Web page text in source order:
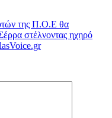
της Π.Ο.Ε θα
στέλνοντας ηχηρό